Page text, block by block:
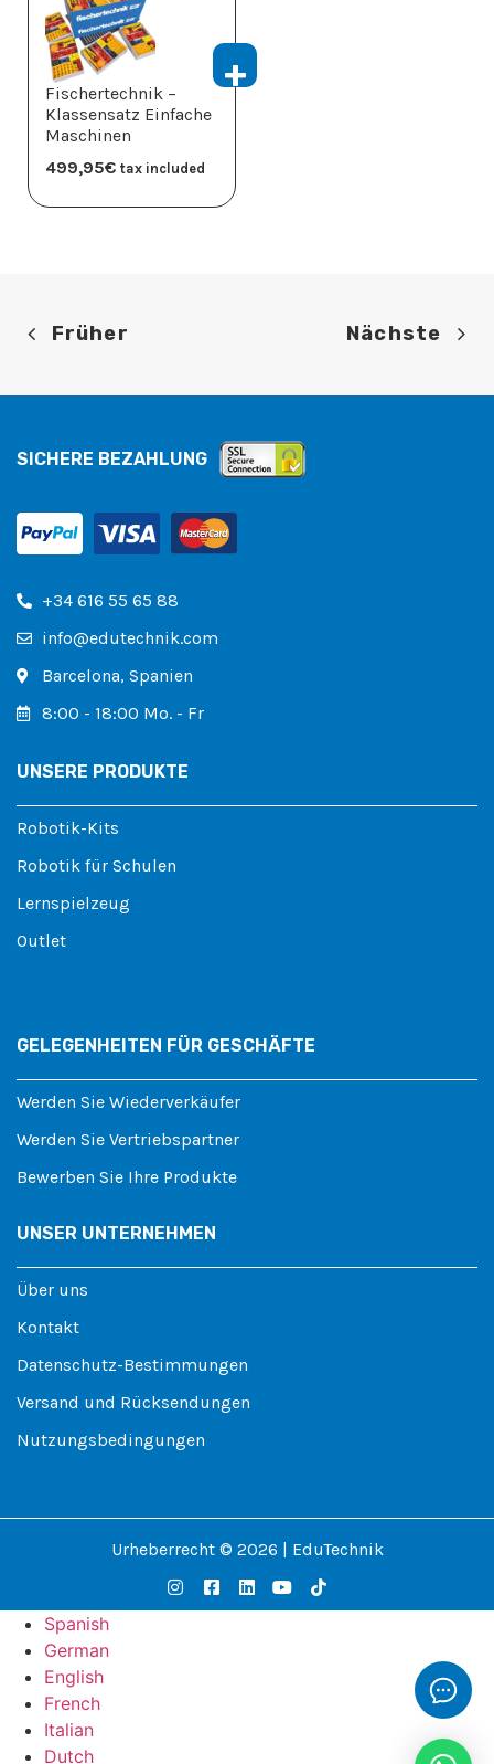
Fischertechnik –
Klassensatz Einfache
Maschinen
499,95€ tax included
Früher Nächste
SICHERE BEZAHLUNG
+34 616 55 65 88
info@edutechnik.com
Barcelona, ​​​​Spanien
8:00 - 18:00 Mo. - Fr
UNSERE PRODUKTE
Robotik-Kits
Robotik für Schulen
Lernspielzeug
Outlet
GELEGENHEITEN FÜR GESCHÄFTE
Werden Sie Wiederverkäufer
Werden Sie Vertriebspartner
Bewerben Sie Ihre Produkte
UNSER UNTERNEHMEN
Über uns
Kontakt
Datenschutz-Bestimmungen
Versand und Rücksendungen
Nutzungsbedingungen
Urheberrecht © 2026 | EduTechnik
Spanish
German
English
French
Italian
Dutch